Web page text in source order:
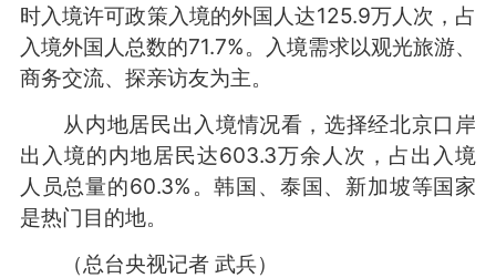
时入境许可政策入境的外国人达125.9万人次，占
入境外国人总数的71.7%。入境需求以观光旅游、
商务交流、探亲访友为主。
从内地居民出入境情况看，选择经北京口岸
出入境的内地居民达603.3万余人次，占出入境
人员总量的60.3%。韩国、泰国、新加坡等国家
是热门目的地。
（总台央视记者 武兵）